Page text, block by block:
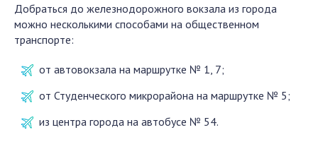
Добраться до железнодорожного вокзала из города
можно несколькими способами на общественном
транспорте:
от автовокзала на маршрутке № 1, 7;
от Студенческого микрорайона на маршрутке № 5;
из центра города на автобусе № 54.